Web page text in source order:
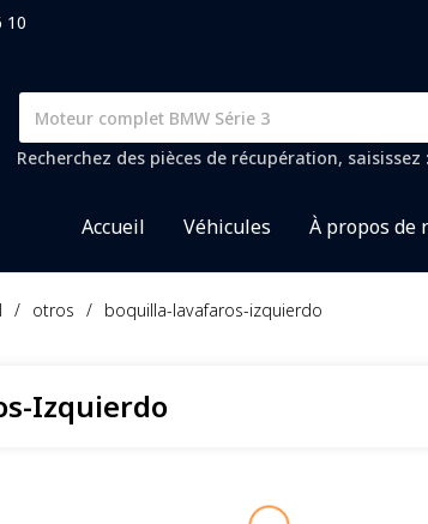
10
Recherchez des pièces de récupération,
Accueil Véhicules À propos de
/ otros / boquilla-lavafaros-izquierdo
Izquierdo